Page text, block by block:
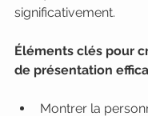
significativement.
Éléments clés pour
de présentation
Montrer la